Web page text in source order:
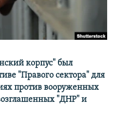
корпус" был
"Правого сектора" для
против вооруженных
"ДНР" и